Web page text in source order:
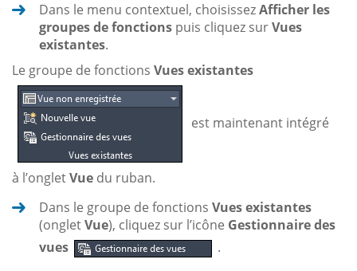
Dans le menu contextuel, choisissezAfficher les
groupes de fonctions puis cliquez surVues
existantes.
Le groupe de fonctions Vues existantes
est maintenant intégré
à l’ongletVue du ruban.
Dans le groupe de fonctions Vues existantes
(ongletVue), cliquez sur l’icône Gestionnaire des
vues
.